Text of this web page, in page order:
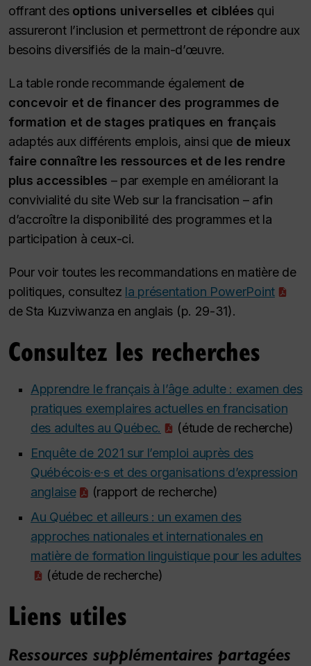
offrant des options universelles et ciblées qui
assureront l’inclusion et permettront de répondre aux
besoins diversifiés de la main-d’œuvre.
La table ronde recommande également de
concevoir et de financer des programmes de
formation et de stages pratiques en français
adaptés aux différents emplois, ainsi que de mieux
faire connaître les ressources et de les rendre
plus accessibles – par exemple en améliorant la
convivialité du site Web sur la francisation – afin
d’accroître la disponibilité des programmes et la
participation à ceux-ci.
Pour voir toutes les recommandations en matière de
politiques, consultez la présentation PowerPoint
de Sta Kuzviwanza en anglais (p. 29-31).
Consultez les recherches
Apprendre le français à l’âge adulte : examen des
pratiques exemplaires actuelles en francisation
des adultes au Québec.
(étude de recherche)
Enquête de 2021 sur l’emploi auprès des
Québécois·e·s et des organisations d’expression
anglaise
(rapport de recherche)
Au Québec et ailleurs : un examen des
approches nationales et internationales en
matière de formation linguistique pour les adultes
(étude de recherche)
Liens utiles
Ressources supplémentaires partagées